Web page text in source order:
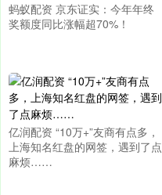
蚂蚁配资 京东证实：今年年终
奖额度同比涨幅超70%！
亿润配资 “10万+”友商有点多，
上海知名红盘的网签，遇到了点
麻烦……